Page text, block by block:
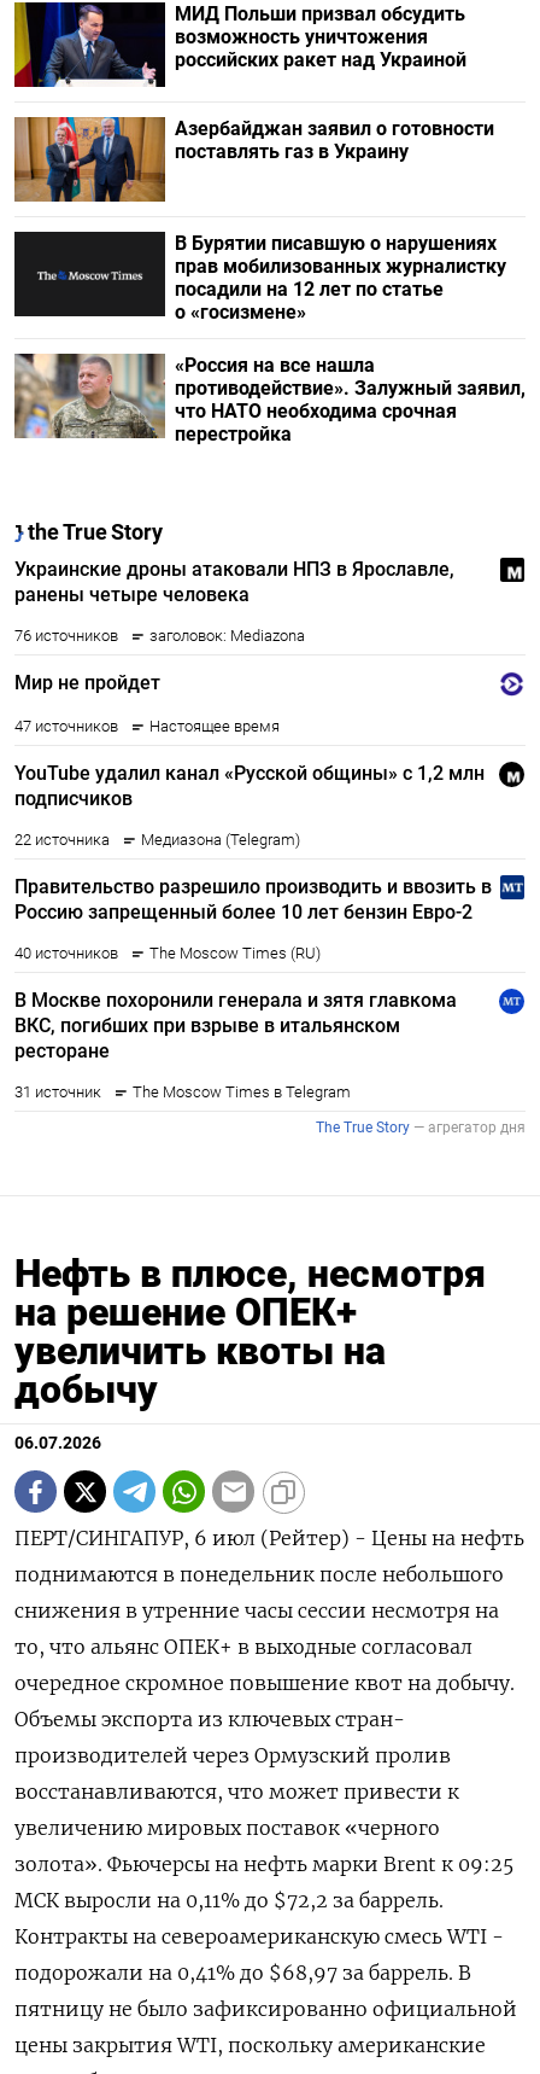
МИД Польши призвал обсудить
возможность уничтожения
российских ракет над Украиной
Азербайджан заявил о готовности
поставлять газ в Украину
В Бурятии писавшую о нарушениях
прав мобилизованных журналистку
посадили на 12 лет по статье
о «госизмене»
«Россия на все нашла
противодействие». Залужный заявил,
что НАТО необходима срочная
перестройка
Нефть в плюсе, несмотря
на решение ОПЕК+
увеличить квоты на
добычу
06.07.2026
ПЕРТ/СИНГАПУР, 6 июл (Рейтер) - Цены на нефть
поднимаются в понедельник после небольшого
снижения в утренние часы сессии несмотря на
то, что альянс ОПЕК+ в выходные согласовал
очередное скромное повышение квот на добычу.
‌Объемы экспорта из ключевых стран-
производителей через Ормузский пролив
восстанавливаются, что может привести к
увеличению мировых поставок «черного
золота». Фьючерсы на нефть марки Brent к 09:25
МСК выросли на 0,11% до $72,2 за баррель.
Контракты на ​североамериканскую смесь WTI -
подорожали на 0,41% ​до $68,97 за баррель. ​В
пятницу не ⁠было зафиксированно официальной
цены закрытия WTI, поскольку американские